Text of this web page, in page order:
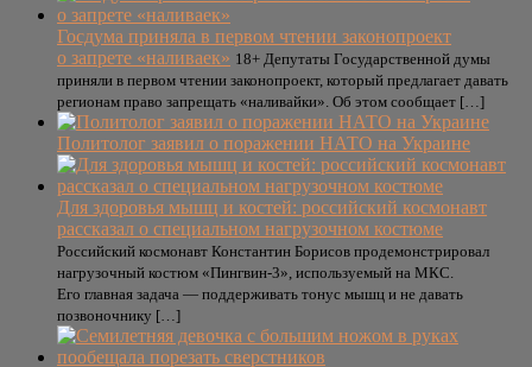
Госдума приняла в первом чтении законопроект
о запрете «наливаек» 18+ Депутаты Государственной думы
приняли в первом чтении законопроект, который предлагает давать
регионам право запрещать «наливайки». Об этом сообщает […]
Политолог заявил о поражении НАТО на Украине
Для здоровья мышц и костей: российский космонавт
рассказал о специальном нагрузочном костюме
Российский космонавт Константин Борисов продемонстрировал
нагрузочный костюм «Пингвин-3», используемый на МКС.
Его главная задача — поддерживать тонус мышц и не давать
позвоночнику […]